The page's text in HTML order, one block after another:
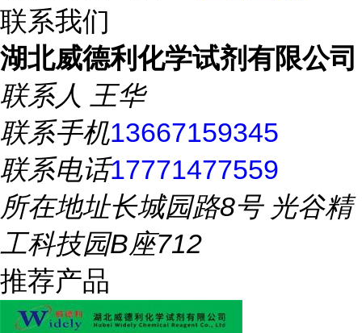
联系我们
湖北威德利化学试剂有限公司
联系人 王华
联系手机13667159345
联系电话17771477559
所在地址长城园路8号 光谷精
工科技园B座712
推荐产品